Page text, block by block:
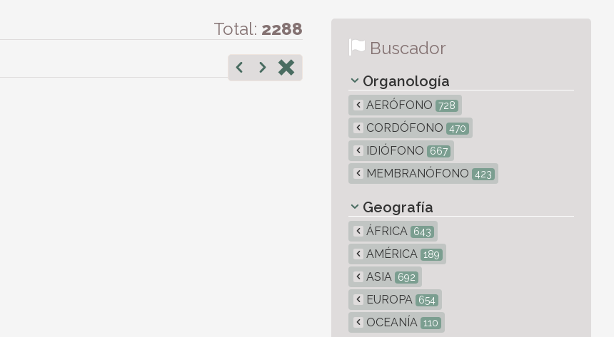
Total: 2288
Buscador
Organología
AERÓFONO 728
CORDÓFONO 470
IDIÓFONO 667
MEMBRANÓFONO 423
Geografía
ÁFRICA 643
AMÉRICA 189
ASIA 692
EUROPA 654
OCEANÍA 110